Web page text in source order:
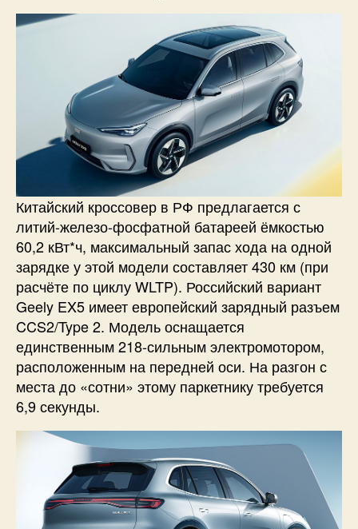
Китайский кроссовер в РФ предлагается с
литий-железо-фосфатной батареей ёмкостью
60,2 кВт*ч, максимальный запас хода на одной
зарядке у этой модели составляет 430 км (при
расчёте по циклу WLTP). Российский вариант
Geely EX5 имеет европейский зарядный разъем
CCS2/Type 2. Модель оснащается
единственным 218-сильным электромотором,
расположенным на передней оси. На разгон с
места до «сотни» этому паркетнику требуется
6,9 секунды.